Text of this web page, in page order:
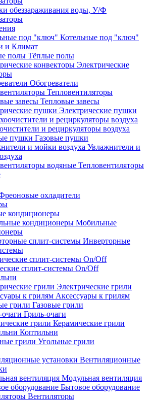
обеззараживания воды, У/Ф
Котельные под "ключ"
и Климат
Тёплые полы
Электрические
Обогреватели
Тепловентиляторы
Тепловые завесы
Электрические пушки
и рециркуляторы воздуха
Газовые пушки
Увлажнители и
Тепловентиляторы
охладители
кондиционеры
Мобильные
Инверторные
сплит-системы On/Off
Электрические грили
Аксессуары к грилям
Газовые грили
Гриль-очаги
Керамические грили
Коптильни
Угольные грили
Вентиляционные
Модульная вентиляция
Бытовое оборудование
Вентиляторы